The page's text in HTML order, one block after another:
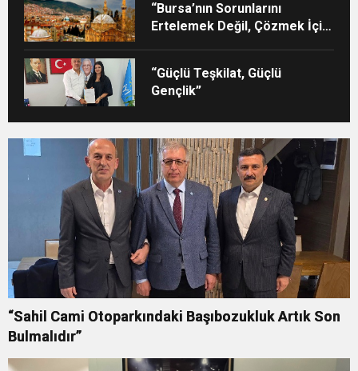
“Bursa’nın Sorunlarını
Ertelemek Değil, Çözmek İçin
“Güçlü Teşkilat, Güçlü
Gençlik”
“Sahil Cami Otoparkındaki Başıbozukluk Artık Son
Bulmalıdır”